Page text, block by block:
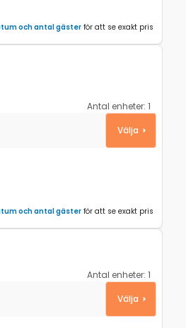
och antal gäster för att se exakt pris
Antal enheter: 1
Välja
och antal gäster för att se exakt pris
Antal enheter: 1
Välja